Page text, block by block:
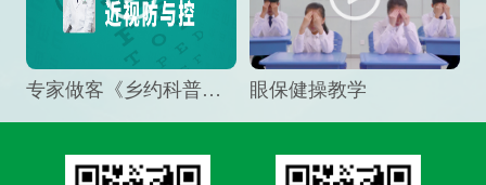
专家做客《乡约科普》栏目，预防孩子近视竟然这么“简单” 眼保健操教学